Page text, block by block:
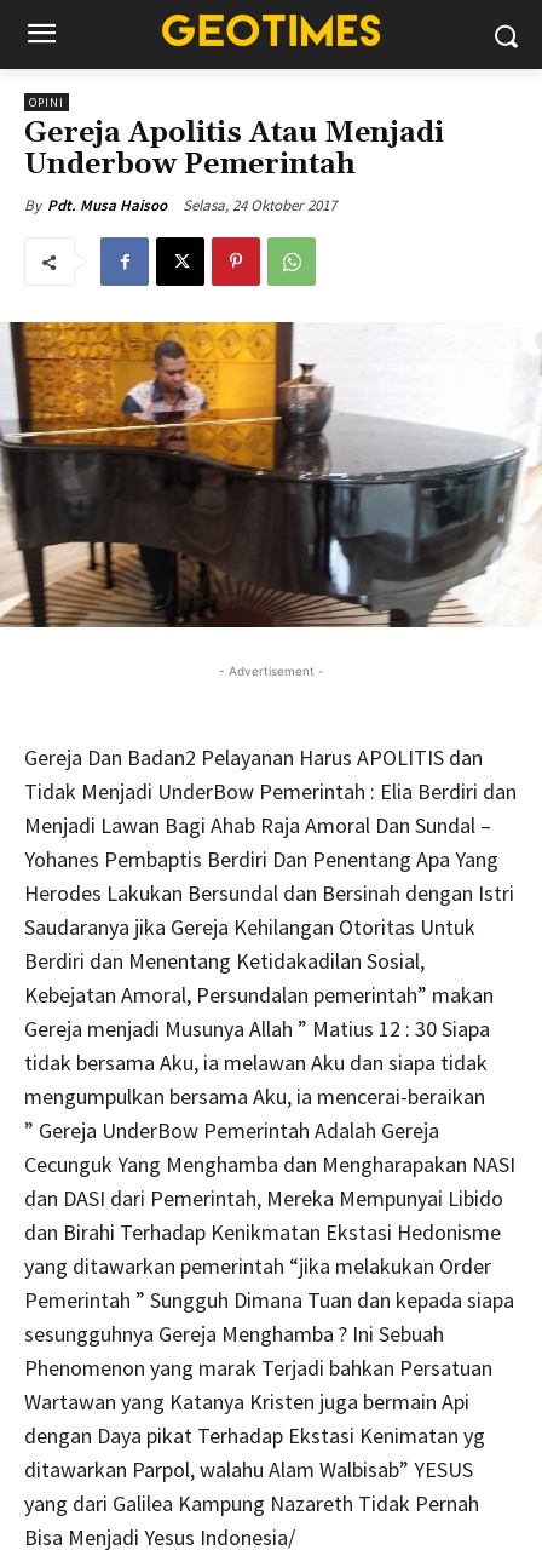
OPINI
Gereja Apolitis Atau Menjadi
Underbow Pemerintah
By Pdt. Musa Haisoo Selasa, 24 Oktober 2017
- Advertisement -
Gereja Dan Badan2 Pelayanan Harus APOLITIS dan
Tidak Menjadi UnderBow Pemerintah : Elia Berdiri dan
Menjadi Lawan Bagi Ahab Raja Amoral Dan Sundal –
Yohanes Pembaptis Berdiri Dan Penentang Apa Yang
Herodes Lakukan Bersundal dan Bersinah dengan Istri
Saudaranya jika Gereja Kehilangan Otoritas Untuk
Berdiri dan Menentang Ketidakadilan Sosial,
Kebejatan Amoral, Persundalan pemerintah” makan
Gereja menjadi Musunya Allah ” Matius 12 : 30 Siapa
tidak bersama Aku, ia melawan Aku dan siapa tidak
mengumpulkan bersama Aku, ia mencerai-beraikan
” Gereja UnderBow Pemerintah Adalah Gereja
Cecunguk Yang Menghamba dan Mengharapakan NASI
dan DASI dari Pemerintah, Mereka Mempunyai Libido
dan Birahi Terhadap Kenikmatan Ekstasi Hedonisme
yang ditawarkan pemerintah “jika melakukan Order
Pemerintah ” Sungguh Dimana Tuan dan kepada siapa
sesungguhnya Gereja Menghamba ? Ini Sebuah
Phenomenon yang marak Terjadi bahkan Persatuan
Wartawan yang Katanya Kristen juga bermain Api
dengan Daya pikat Terhadap Ekstasi Kenimatan yg
ditawarkan Parpol, walahu Alam Walbisab” YESUS
yang dari Galilea Kampung Nazareth Tidak Pernah
Bisa Menjadi Yesus Indonesia/